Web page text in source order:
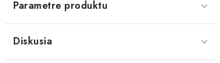
Parametre produktu
Diskusia